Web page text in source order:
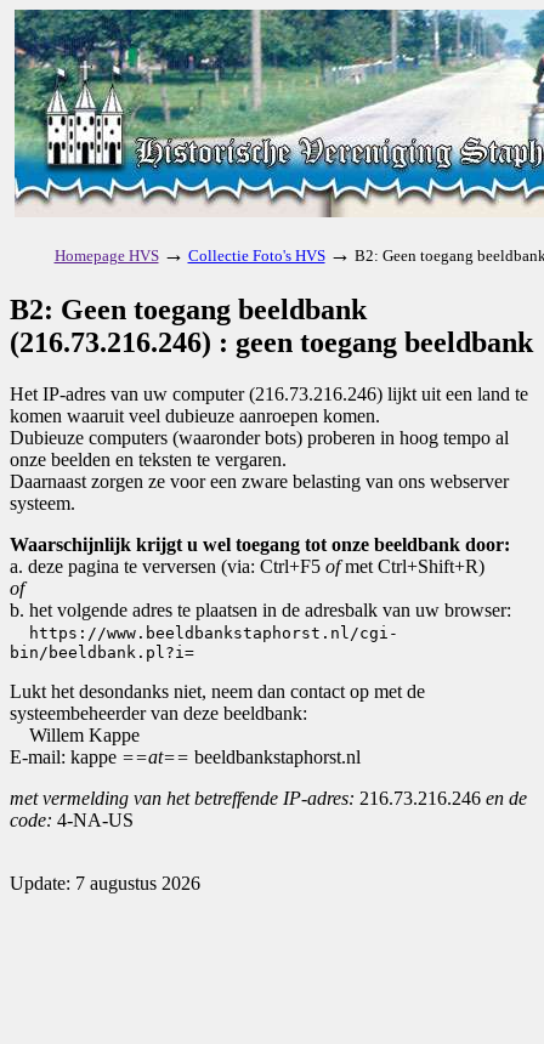
Homepage HVS → Collectie Foto's HVS → B2: Geen toegang
B2: Geen toegang beeldbank
(216.73.216.246) : geen toegang beeldbank
Het IP-adres van uw computer (216.73.216.246) lijkt uit een land te
komen waaruit veel dubieuze aanroepen komen.
Dubieuze computers (waaronder bots) proberen in hoog tempo al
onze beelden en teksten te vergaren.
Daarnaast zorgen ze voor een zware belasting van ons webserver
systeem.
Waarschijnlijk krijgt u wel toegang tot onze beeldbank door:
a. deze pagina te verversen (via: Ctrl+F5 ofmet Ctrl+Shift+R)
of
b. het volgende adres te plaatsen in de adresbalk van uw browser:
https://www.beeldbankstaphorst.nl/cgi-
bin/beeldbank.pl?i=
Lukt het desondanks niet, neem dan contact op met de
systeembeheerder van deze beeldbank:
Willem Kappe
E-mail: kappe ==at== beeldbankstaphorst.nl
met vermelding van het betreffende IP-adres: 216.73.216.246 en de
code: 4-NA-US
Update: 7 augustus 2026